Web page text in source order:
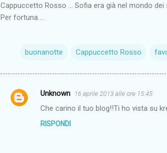
Cappuccetto Rosso ... Sofia era già nel mondo dei
Per fortuna....
buonanotte Cappuccetto Rosso
C
Unknown 16 aprile 2013 alle ore 15:45
Che carino il tuo blog!!Ti ho vista su
RISPONDI